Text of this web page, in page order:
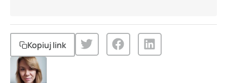
Kopiuj link